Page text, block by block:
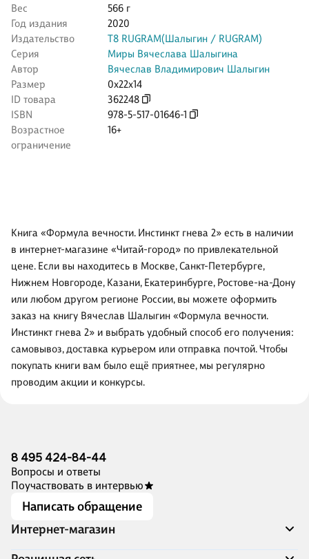
Вес
566 г
Год издания
2020
Издательство
Т8 RUGRAM(Шалыгин / RUGRAM)
Серия
Миры Вячеслава Шалыгина
Автор
Вячеслав Владимирович Шалыгин
Размер
0x22x14
ID товара
362248
ISBN
978-5-517-01646-1
Возрастное
ограничение
16+
Книга «Формула вечности. Инстинкт гнева 2» есть в наличии
в интернет-магазине «Читай-город» по привлекательной
цене. Если вы находитесь в Москве, Санкт-Петербурге,
Нижнем Новгороде, Казани, Екатеринбурге, Ростове-на-Дону
или любом другом регионе России, вы можете оформить
заказ на книгу Вячеслав Шалыгин «Формула вечности.
Инстинкт гнева 2» и выбрать удобный способ его получения:
самовывоз, доставка курьером или отправка почтой. Чтобы
покупать книги вам было ещё приятнее, мы регулярно
проводим акции и конкурсы.
8 495 424-84-44
Вопросы и ответы
Поучаствовать в интервью
Написать обращение
Интернет-магазин
Акции